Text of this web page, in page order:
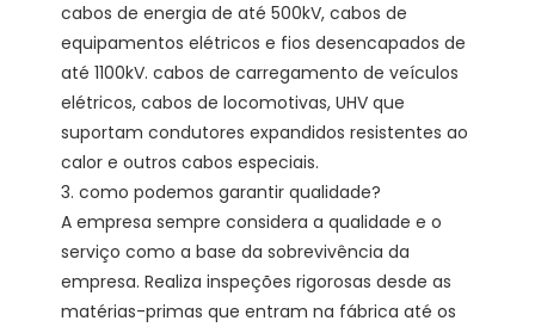
cabos de energia de até 500kV, cabos de
equipamentos elétricos e fios desencapados de
até 1100kV. cabos de carregamento de veículos
elétricos, cabos de locomotivas, UHV que
suportam condutores expandidos resistentes ao
calor e outros cabos especiais.
3. como podemos garantir qualidade?
A empresa sempre considera a qualidade e o
serviço como a base da sobrevivência da
empresa. Realiza inspeções rigorosas desde as
matérias-primas que entram na fábrica até os